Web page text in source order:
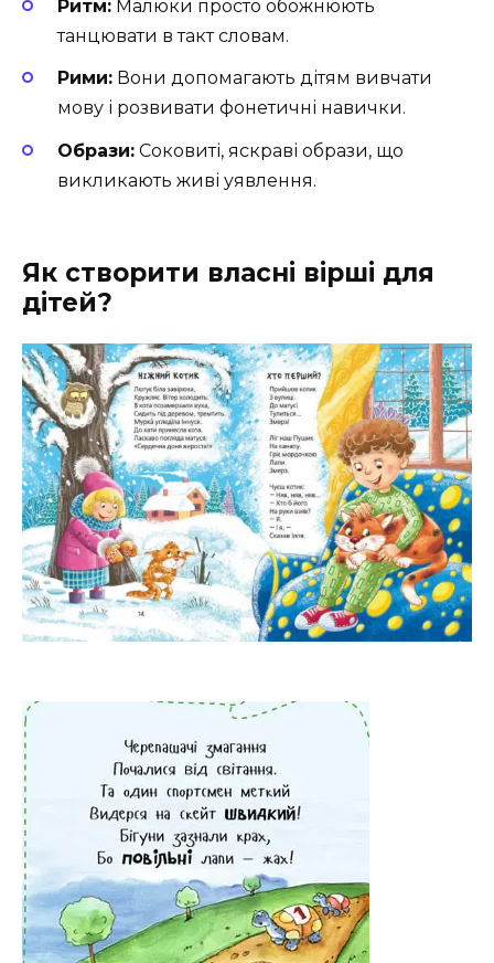
Ритм: Малюки просто обожнюють
танцювати в такт словам.
Рими: Вони допомагають дітям вивчати
мову і розвивати фонетичні навички.
Образи: Соковиті, яскраві образи, що
викликають живі уявлення.
Як створити власні вірші для
дітей?